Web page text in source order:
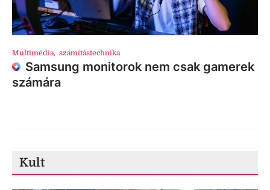
Multimédia, számítástechnika
Samsung monitorok nem csak gamerek
számára
Kult